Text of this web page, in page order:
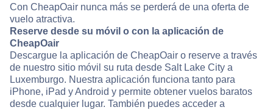
Con CheapOair nunca más se perderá de una oferta de
vuelo atractiva.
Reserve desde su móvil o con la aplicación de
CheapOair
Descargue la aplicación de CheapOair o reserve a través
de nuestro sitio móvil su ruta desde Salt Lake City a
Luxemburgo. Nuestra aplicación funciona tanto para
iPhone, iPad y Android y permite obtener vuelos baratos
desde cualquier lugar. También puedes acceder a